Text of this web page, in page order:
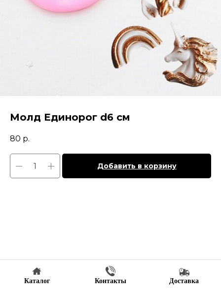
Молд Единорог d6 см
80 р.
Добавить в корзину
Каталог Контакты Доставка